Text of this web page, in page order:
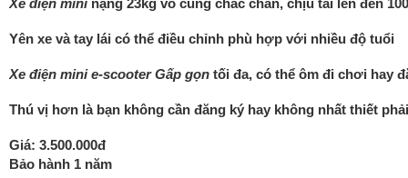
Xe điện mini nặng 23kg vô cùng chắc chắn, chịu tải lên đến
Yên xe và tay lái có thể điều chỉnh phù hợp với nhiều độ tuổi
Xe điện mini e-scooter Gấp gọn tối đa, có thể ôm đi chơi hay
Thú vị hơn là bạn không cần đăng ký hay không nhất thiết
Giá: 3.500.000đ
Bảo hành 1 năm